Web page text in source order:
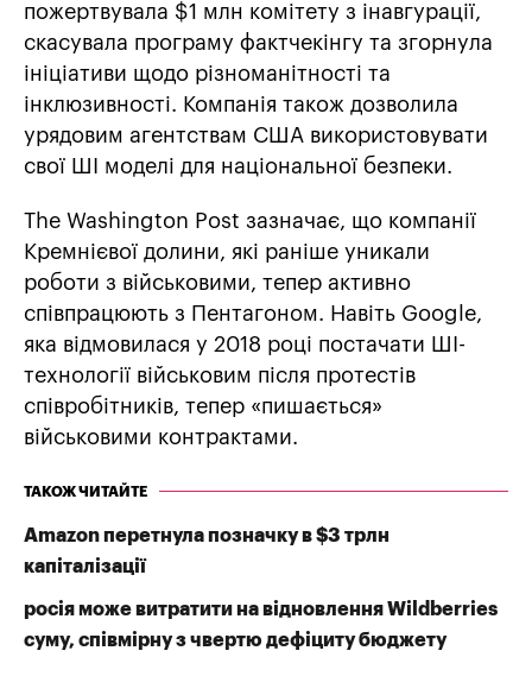
пожертвувала $1 млн комітету з інавгурації,
скасувала програму фактчекінгу та згорнула
ініціативи щодо різноманітності та
інклюзивності. Компанія також дозволила
урядовим агентствам США використовувати
свої ШІ моделі для національної безпеки.
The Washington Post зазначає, що компанії
Кремнієвої долини, які раніше уникали
роботи з військовими, тепер активно
співпрацюють з Пентагоном. Навіть Google,
яка відмовилася у 2018 році постачати ШІ-
технології військовим після протестів
співробітників, тепер «пишається»
військовими контрактами.
ТАКОЖ ЧИТАЙТЕ
Amazon перетнула позначку в $3 трлн
капіталізації
росія може витратити на відновлення Wildberries
суму, співмірну з чвертю дефіциту бюджету